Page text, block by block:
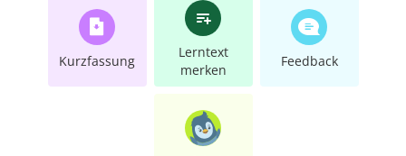
Kurzfassung
Lerntext
merken
Feedback